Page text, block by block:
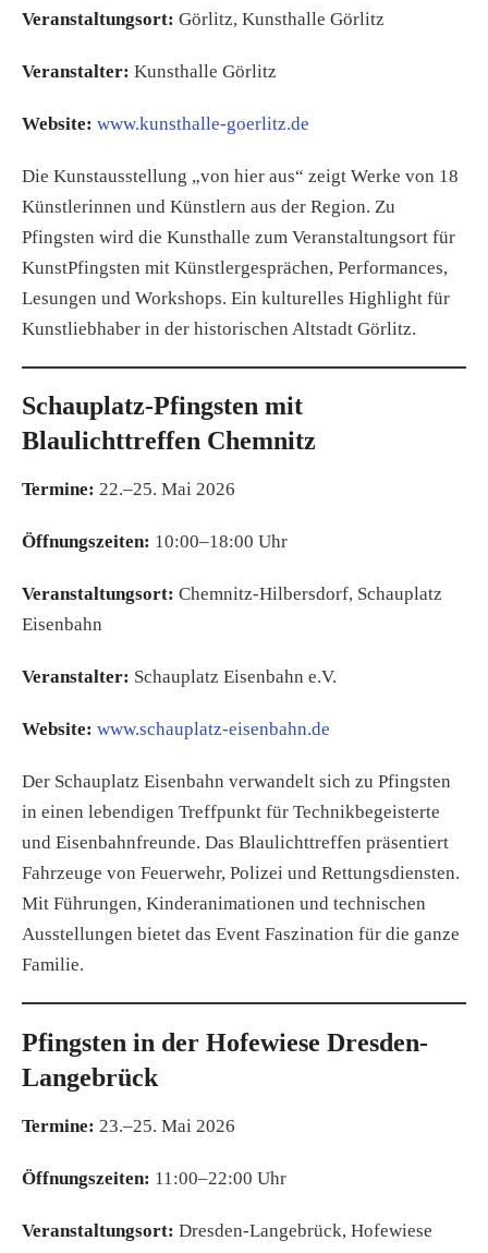
Veranstaltungsort: Görlitz, Kunsthalle Görlitz
Veranstalter: Kunsthalle Görlitz
Website: www.kunsthalle-goerlitz.de
Die Kunstausstellung „von hier aus“ zeigt Werke von 18
Künstlerinnen und Künstlern aus der Region. Zu
Pfingsten wird die Kunsthalle zum Veranstaltungsort für
KunstPfingsten mit Künstlergesprächen, Performances,
Lesungen und Workshops. Ein kulturelles Highlight für
Kunstliebhaber in der historischen Altstadt Görlitz.
Schauplatz-Pfingsten mit
Blaulichttreffen Chemnitz
Termine: 22.–25. Mai 2026
Öffnungszeiten: 10:00–18:00 Uhr
Veranstaltungsort: Chemnitz-Hilbersdorf, Schauplatz
Eisenbahn
Veranstalter: Schauplatz Eisenbahn e.V.
Website: www.schauplatz-eisenbahn.de
Der Schauplatz Eisenbahn verwandelt sich zu Pfingsten
in einen lebendigen Treffpunkt für Technikbegeisterte
und Eisenbahnfreunde. Das Blaulichttreffen präsentiert
Fahrzeuge von Feuerwehr, Polizei und Rettungsdiensten.
Mit Führungen, Kinderanimationen und technischen
Ausstellungen bietet das Event Faszination für die ganze
Familie.
Pfingsten in der Hofewiese Dresden-
Langebrück
Termine: 23.–25. Mai 2026
Öffnungszeiten: 11:00–22:00 Uhr
Veranstaltungsort: Dresden-Langebrück, Hofewiese